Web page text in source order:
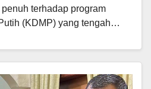
terhadap program
(KDMP) yang tengah…